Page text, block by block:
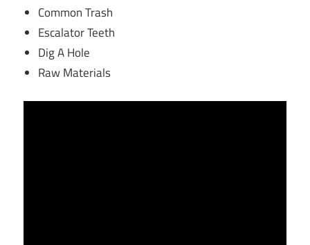
Common Trash
Escalator Teeth
Dig A Hole
Raw Materials